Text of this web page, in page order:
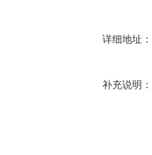
详细地址：
补充说明：